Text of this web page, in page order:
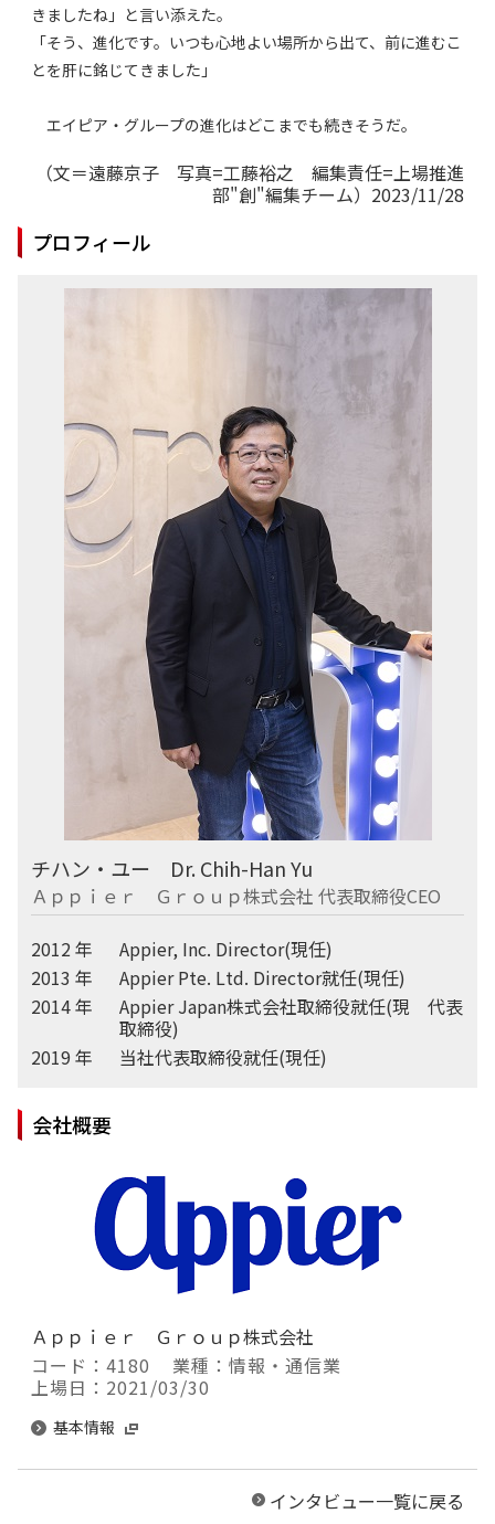
きましたね」と言い添えた。
「そう、進化です。いつも心地よい場所から出て、前に進むこ
とを肝に銘じてきました」
エイピア・グループの進化はどこまでも続きそうだ。
（文＝遠藤京子 写真=工藤裕之 編集責任=上場推進
部"創"編集チーム）2023/11/28
プロフィール
チハン・ユー Dr. Chih-Han Yu
Ａｐｐｉｅｒ Ｇｒｏｕｐ株式会社 代表取締役CEO
2012 年
Appier, Inc. Director(現任)
2013 年
Appier Pte. Ltd. Director就任(現任)
2014 年
Appier Japan株式会社取締役就任(現 代表
取締役)
2019 年
当社代表取締役就任(現任)
会社概要
Ａｐｐｉｅｒ Ｇｒｏｕｐ株式会社
コード：4180
業種：情報・通信業
上場日：2021/03/30
基本情報
インタビュー一覧に戻る